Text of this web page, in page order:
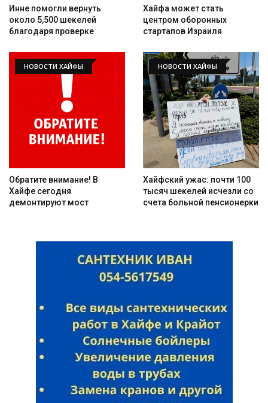
Инне помогли вернуть
около 5,500 шекелей
благодаря проверке
Хайфа может стать
центром оборонных
стартапов Израиля
НОВОСТИ ХАЙФЫ
Обратите внимание! В
Хайфе сегодня
демонтируют мост
НОВОСТИ ХАЙФЫ
Хайфский ужас: почти 100
тысяч шекелей исчезли со
счета больной пенсионерки